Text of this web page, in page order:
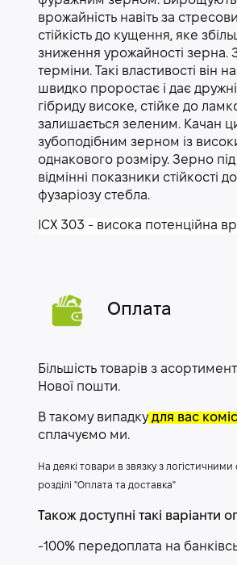
врожайність навіть за
стійкість до кущення, яке
зниження урожайності зерна.
терміни. Такі властивості він
швидко проростає і дає
гібриду високе, стійке до
залишається зеленим. Качан
зубоподібним зерном із
однакового розміру. Зерно під
відмінні показники стійкості
фузаріозу стебла.
ІСХ 303 - висока потенційна
Оплата
Більшість товарів з
Нової пошти.
В такому випадку для вас
сплачуємо ми.
На деякі товари в звязку з
розділі "Оплата та доставка"
Також доступні такі варіанти
-100% передоплата на